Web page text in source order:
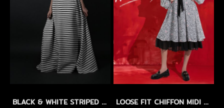
BLACK & WHITE STRIPED LINEN MAXI DRESS by WLS - แม็กซี่เดรสลินิน ลายทางขาว-ดำ LOOSE FIT CHIFFON MIDI DRESS with FLORAL EMBROIDERY - เดรสทรงหลวม ผ้าชีฟองปักลายดอกไม้ แขนบอลลูน กระโปรงระบาย 2 ชั้น